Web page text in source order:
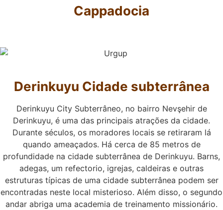
Cappadocia
Derinkuyu Cidade subterrânea
Derinkuyu City Subterrâneo, no bairro Nevşehir de
Derinkuyu, é uma das principais atrações da cidade.
Durante séculos, os moradores locais se retiraram lá
quando ameaçados. Há cerca de 85 metros de
profundidade na cidade subterrânea de Derinkuyu. Barns,
adegas, um refectorio, igrejas, caldeiras e outras
estruturas típicas de uma cidade subterrânea podem ser
encontradas neste local misterioso. Além disso, o segundo
andar abriga uma academia de treinamento missionário.